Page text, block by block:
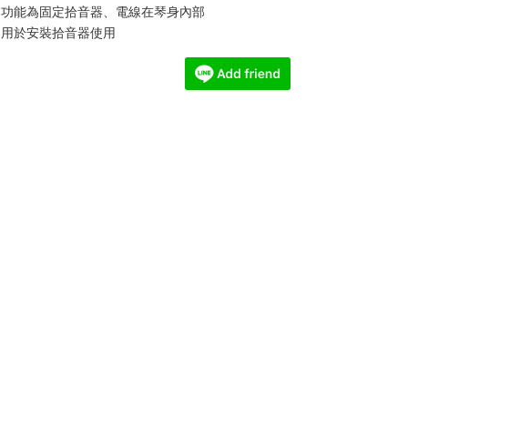
功能為固定拾音器、電線在琴身內部
用於安裝拾音器使用